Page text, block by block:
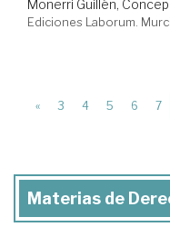
Monerri Guillén,
Ediciones Laborum.
« 3 4 5 6 7
Materias de